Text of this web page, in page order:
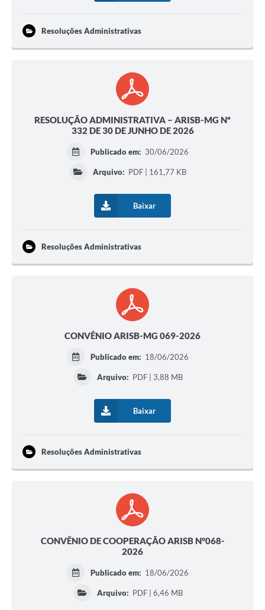
Resoluções Administrativas
RESOLUÇÃO ADMINISTRATIVA – ARISB-MG Nº
332 DE 30 DE JUNHO DE 2026
Publicado em: 30/06/2026
Arquivo: PDF | 161,77 KB
Baixar
Resoluções Administrativas
CONVÊNIO ARISB-MG 069-2026
Publicado em: 18/06/2026
Arquivo: PDF | 3,88 MB
Baixar
Resoluções Administrativas
CONVÊNIO DE COOPERAÇÃO ARISB N°068-
2026
Publicado em: 18/06/2026
Arquivo: PDF | 6,46 MB